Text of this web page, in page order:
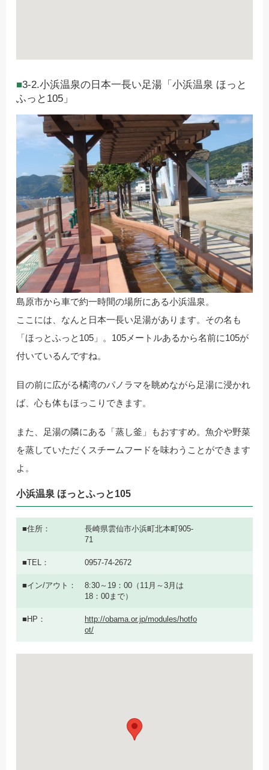
3-2.小浜温泉の日本一長い足湯「小浜温泉 ほっと
ふっと105」
島原市から車で約一時間の場所にある小浜温泉。
ここには、なんと日本一長い足湯があります。その名も
「ほっとふっと105」。105メートルあるから名前に105が
付いているんですね。
目の前に広がる橘湾のパノラマを眺めながら足湯に浸かれ
ば、心も体もほっこりできます。
また、足湯の隣にある「蒸し釜」もおすすめ。魚介や野菜
を蒸していただくスチームフードを味わうことができます
よ。
小浜温泉 ほっとふっと105
住所
長崎県雲仙市小浜町北本町905-
71
TEL 0957-74-2672
イン/アウト
8:30～19：00（11月～3月は
18：00まで）
HP
http://obama.or.jp/modules/hotfo
ot/